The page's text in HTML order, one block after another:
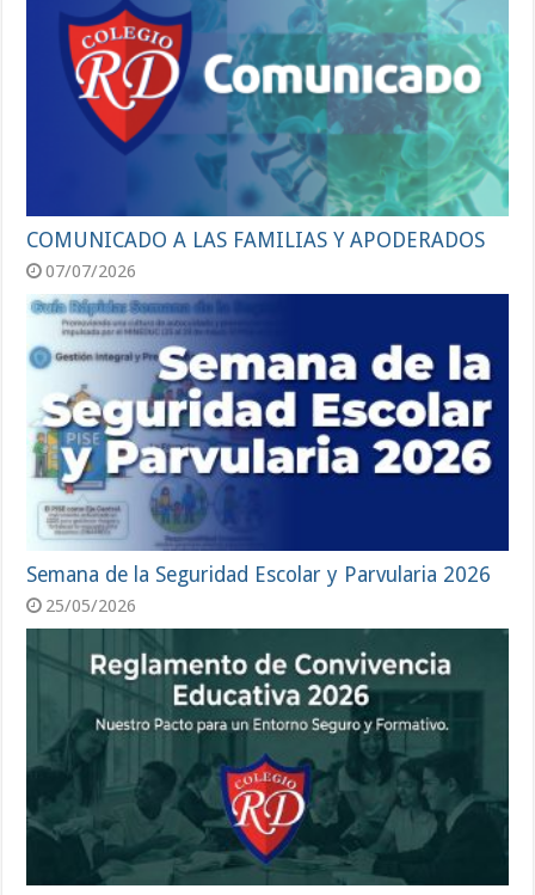
COMUNICADO A LAS FAMILIAS Y APODERADOS
07/07/2026
Semana de la Seguridad Escolar y Parvularia 2026
25/05/2026